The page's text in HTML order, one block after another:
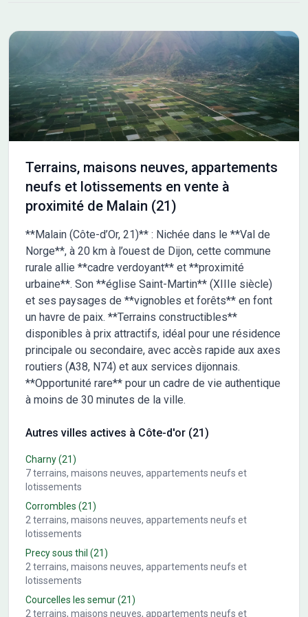
les environs, notamment des écoles maternelles, élémentaires,
primaires ainsi qu'un collège. Vous trouverez également des
commerces à proximité. NOUS CONTACTER Ce terrain est
vendu par un partenaire de Maisons France Confort Melun au
prix de 99 000 euros. Pour plus d'informations et découvrir ce
terrain, n'hésitez pas à contacter Franck ALANOE au 06-27-23-
96-64. Il vous accompagnera dans votre projet de construction.
Terrains, maisons neuves, appartements
neufs et lotissements en vente à
proximité de Malain (21)
**Malain (Côte-d’Or, 21)** : Nichée dans le **Val de
Norge**, à 20 km à l’ouest de Dijon, cette commune
rurale allie **cadre verdoyant** et **proximité
urbaine**. Son **église Saint-Martin** (XIIIe siècle)
et ses paysages de **vignobles et forêts** en font
un havre de paix. **Terrains constructibles**
disponibles à prix attractifs, idéal pour une résidence
principale ou secondaire, avec accès rapide aux axes
routiers (A38, N74) et aux services dijonnais.
**Opportunité rare** pour un cadre de vie authentique
à moins de 30 minutes de la ville.
Autres villes actives à Côte-d'or (21)
Charny(21)
7terrains, maisons neuves, appartements neufs et
lotissements
Corrombles (21)
2 terrains, maisons neuves, appartements neufs et
lotissements
Precy sous thil (21)
2 terrains, maisons neuves, appartements neufs et
lotissements
Courcelles les semur(21)
2 terrains, maisons neuves, appartements neufs et